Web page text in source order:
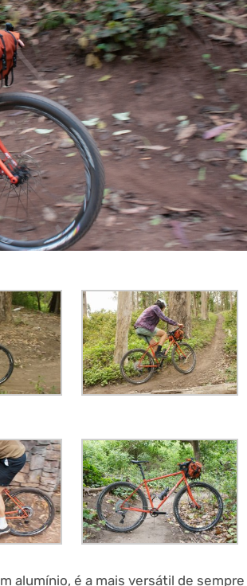
alumínio, é a mais versátil de sempre